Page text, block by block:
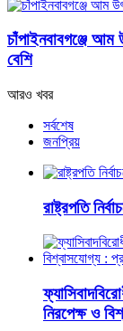
চাঁপাইনবাবগঞ্জে আম
বেশি
আরও খবর
সর্বশেষ
জনপ্রিয়
রাষ্ট্রপতি
নিরপেক্ষ ও